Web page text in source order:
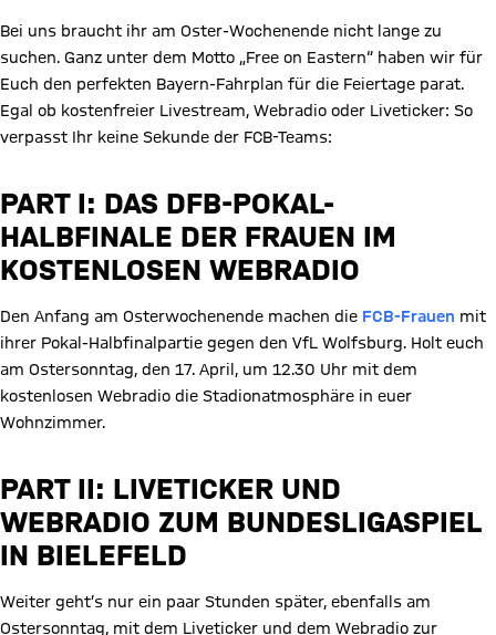
Bei uns braucht ihr am Oster-Wochenende nicht lange zu
suchen. Ganz unter dem Motto „Free on Eastern“ haben wir für
Euch den perfekten Bayern-Fahrplan für die Feiertage parat.
Egal ob kostenfreier Livestream, Webradio oder Liveticker: So
verpasst Ihr keine Sekunde der FCB-Teams:
PART I: DAS DFB-POKAL-
HALBFINALE DER FRAUEN IM
KOSTENLOSEN WEBRADIO
Den Anfang am Osterwochenende machen die FCB-Frauen mit
ihrer Pokal-Halbfinalpartie gegen den VfL Wolfsburg. Holt euch
am Ostersonntag, den 17. April, um 12.30 Uhr mit dem
kostenlosen Webradio die Stadionatmosphäre in euer
Wohnzimmer.
PART II: LIVETICKER UND
WEBRADIO ZUM BUNDESLIGASPIEL
IN BIELEFELD
Weiter geht’s nur ein paar Stunden später, ebenfalls am
Ostersonntag, mit dem Liveticker und dem Webradio zur